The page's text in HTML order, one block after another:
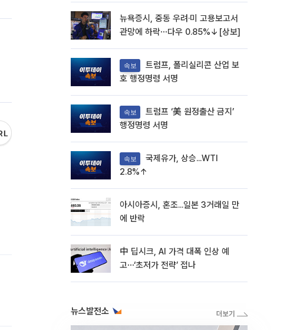
뉴욕증시, 중동 우려·미 고용보고서
관망에 하락⋯다우 0.85%↓[상보]
속보
호 행정명령 서명
속보
행정명령 서명
속보
2.8%↑
아시아증시, 혼조...일본 3거래일 만
에 반락
中 딥시크, AI 가격 대폭 인상 예
고⋯‘초저가 전략’ 접나
뉴스발전소